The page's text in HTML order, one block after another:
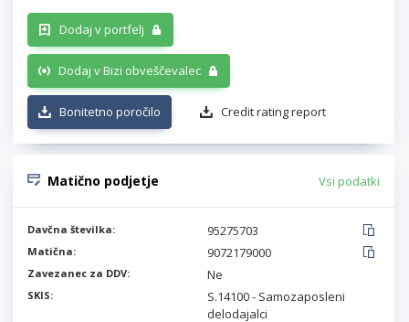
Dodaj v portfelj
Dodaj v Bizi obveščevalec
Bonitetno poročilo Credit rating report
Matično podjetje Vsi podatki
Davčna številka: 95275703
Matična: 9072179000
Zavezanec za DDV: Ne
SKIS:
S.14100 - Samozaposleni
delodajalci